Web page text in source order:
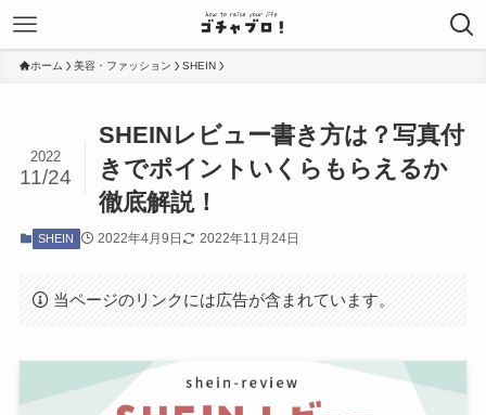
ホーム 美容・ファッション SHEIN
SHEINレビュー書き方は？写真付
きでポイントいくらもらえるか
徹底解説！
2022
11/24
SHEIN 2022年4月9日 2022年11月24日
当ページのリンクには広告が含まれています。